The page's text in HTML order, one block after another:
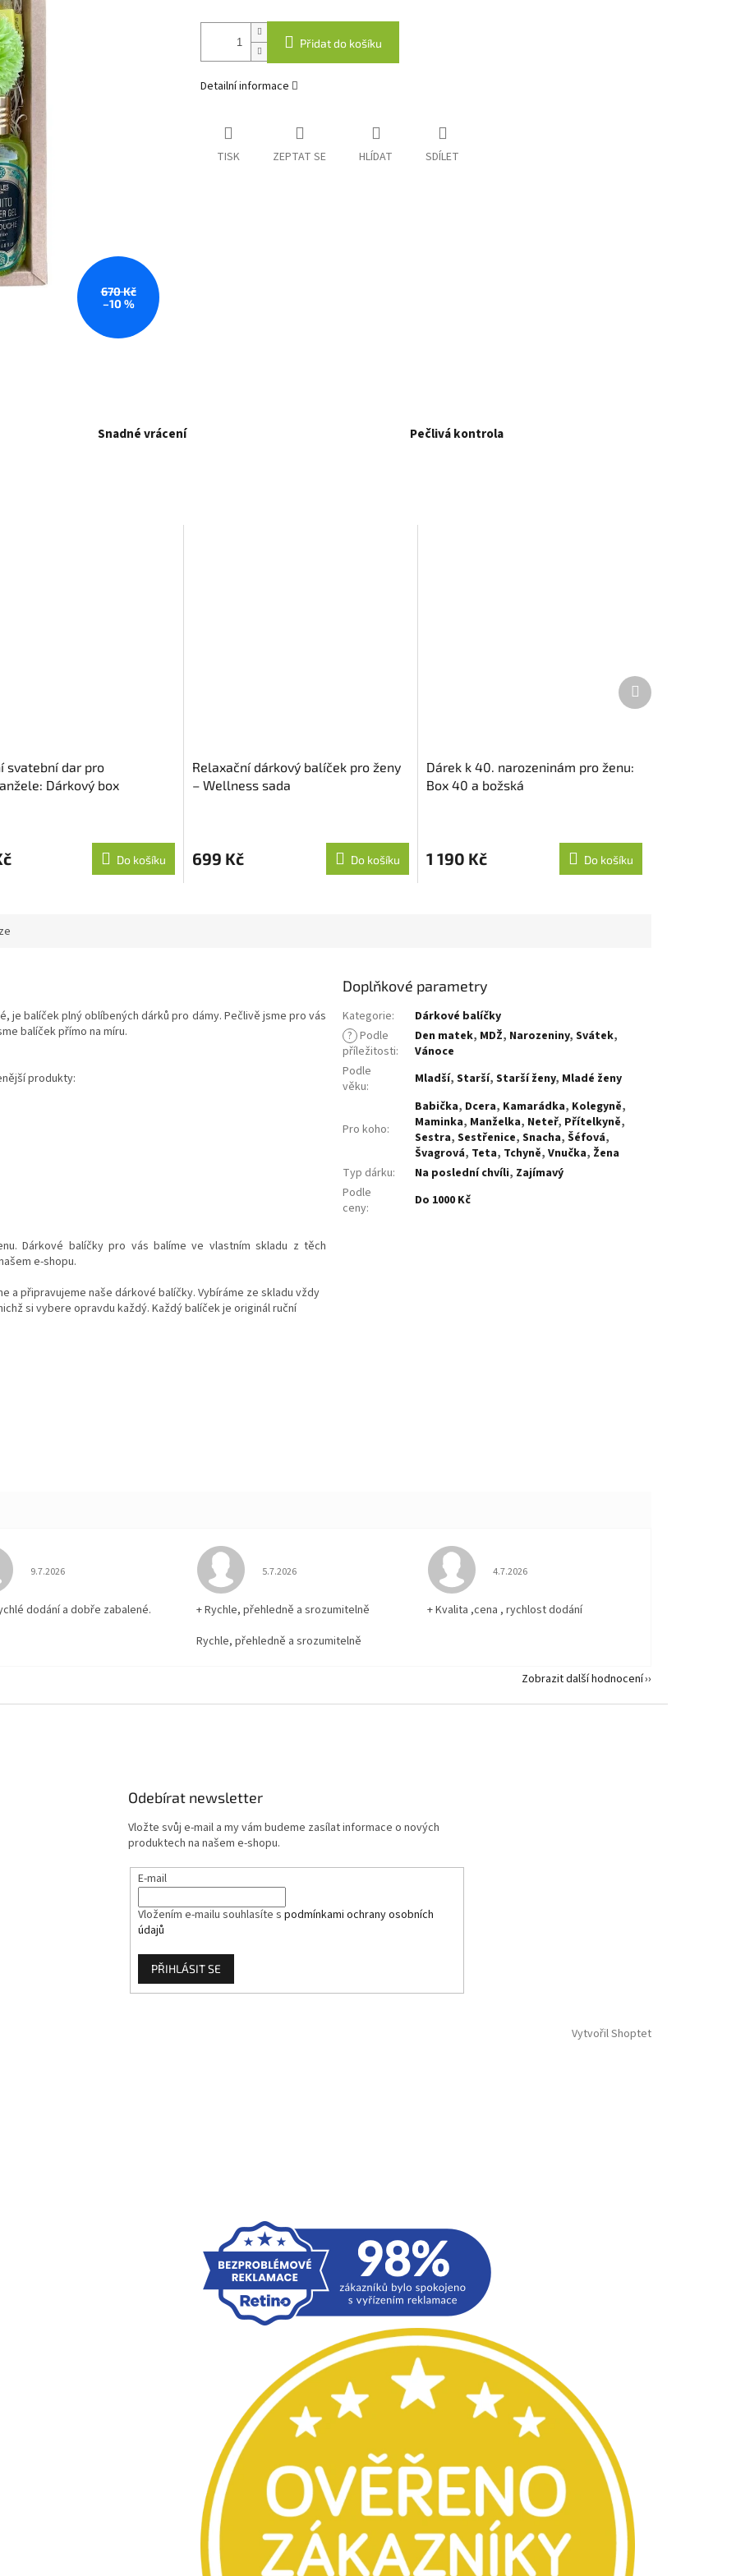
670 Kč
–10 %
Přidat do košíku
Detailní informace
TISK ZEPTAT SE HLÍDAT SDÍLET
Snadné vrácení Pečlivá kontrola
svatební dar pro
Dárkový box
Do košíku
Relaxační dárkový balíček pro ženy
– Wellness sada
699 Kč Do košíku
Dárek k 40. narozeninám pro ženu:
Box 40 a božská
1 190 Kč Do košíku
Další
produkt
je balíček plný oblíbených dárků pro dámy. Pečlivě jsme pro vás
balíček přímo na míru.
produkty:
Dárkové balíčky pro vás balíme ve vlastním skladu z těch
e-shopu.
a připravujeme naše dárkové balíčky. Vybíráme ze skladu vždy
si vybere opravdu každý. Každý balíček je originál ruční
Doplňkové parametry
Kategorie:
Dárkové balíčky
? Podle
příležitosti:
Den matek, MDŽ, Narozeniny,Svátek,
Vánoce
Podle
věku: Mladší,Starší,Starší ženy, Mladé ženy
Pro koho:
Babička, Dcera, Kamarádka, Kolegyně,
Maminka, Manželka, Neteř, Přítelkyně,
Sestra,Sestřenice,Snacha,Šéfová,
Švagrová, Teta, Tchyně,Vnučka, Žena
Typ dárku: Na poslední chvíli, Zajímavý
Podle
ceny: Do 1000 Kč
Hodnocení obchodu je 5 z 5 hvězdiček.
9.7.2026
dodání a dobře zabalené.
Hodnocení obchodu je 5 z 5 hvězdiček.
5.7.2026
+ Rychle, přehledně a srozumitelně
Rychle, přehledně a srozumitelně
Hodnocení obchodu je 5 z 5 hvězdiček.
4.7.2026
+ Kvalita ,cena , rychlost dodání
Zobrazit další hodnocení
Odebírat newsletter
Vložte svůj e-mail a my vám budeme zasílat informace o nových
produktech na našem e-shopu.
E-mail
Vložením e-mailu souhlasíte s podmínkami ochrany osobních
údajů
PŘIHLÁSIT SE
Vytvořil Shoptet